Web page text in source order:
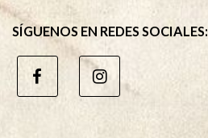
SÍGUENOS EN REDES SOCIALES: